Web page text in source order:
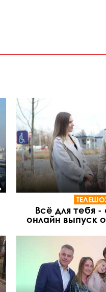
Всё для тебя
онлайн выпуск